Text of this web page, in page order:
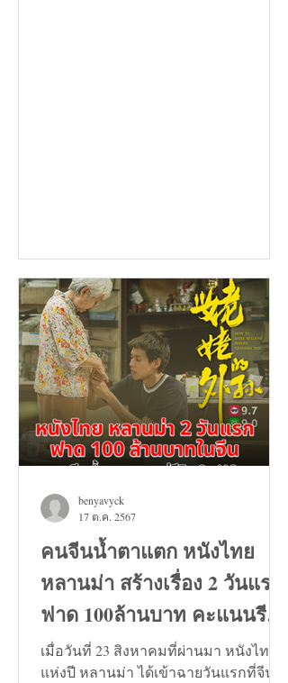
คนจีนน้ำตาแตก หนังไทย
หลานม่า สร้างเรื่อง 2 วันแรก
ฟาด 100ล้านบาท คะแนนรีวิว
9+
เมื่อวันที่ 23 สิงหาคมที่ผ่านมา หนังไทย
แห่งปี หลานม่า ได้เข้าฉายวันแรกที่จีน
benyavyck
17 ต.ค. 2567